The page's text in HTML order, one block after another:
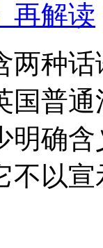
解读
两种
国普
明确
不以